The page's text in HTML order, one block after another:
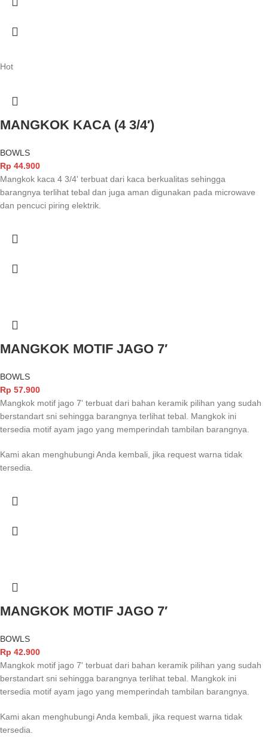
Hot
MANGKOK KACA (4 3/4′)
BOWLS
Rp 44.900
Mangkok kaca 4 3/4' terbuat dari kaca berkualitas sehingga
barangnya terlihat tebal dan juga aman digunakan pada microwave
dan pencuci piring elektrik.
MANGKOK MOTIF JAGO 7′
BOWLS
Rp 57.900
Mangkok motif jago 7' terbuat dari bahan keramik pilihan yang sudah
berstandart sni sehingga barangnya terlihat tebal. Mangkok ini
tersedia motif ayam jago yang memperindah tambilan barangnya.
Kami akan menghubungi Anda kembali, jika request warna tidak
tersedia.
MANGKOK MOTIF JAGO 7′
BOWLS
Rp 42.900
Mangkok motif jago 7' terbuat dari bahan keramik pilihan yang sudah
berstandart sni sehingga barangnya terlihat tebal. Mangkok ini
tersedia motif ayam jago yang memperindah tambilan barangnya.
Kami akan menghubungi Anda kembali, jika request warna tidak
tersedia.